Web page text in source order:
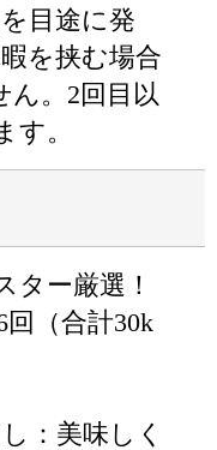
目途に発
を挟む場合
ん。2回目以
す。
ター厳選！
（合計30k
：美味しく